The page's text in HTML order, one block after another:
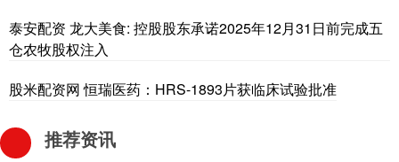
泰安配资 龙大美食: 控股股东承诺2025年12月31日前完成五
仓农牧股权注入
股米配资网 恒瑞医药：HRS-1893片获临床试验批准
推荐资讯